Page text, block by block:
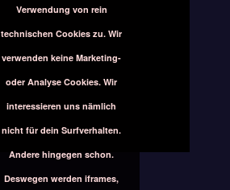
Verwendung von rein
technischen Cookies zu. Wir
verwenden keine Marketing-
oder Analyse Cookies. Wir
interessieren uns nämlich
nicht für dein Surfverhalten.
Andere hingegen schon.
Deswegen werden iframes,